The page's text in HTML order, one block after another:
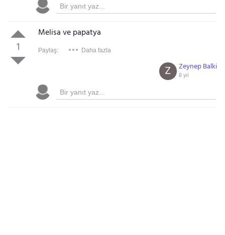
1
Melisa ve papatya
Paylaş: Daha fazla
Zeynep Balki
8 yıl
Z